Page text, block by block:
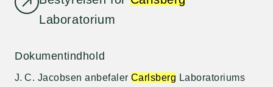
Laboratorium
Dokumentindhold
J. C. Jacobsen anbefaler Carlsberg Laboratoriums